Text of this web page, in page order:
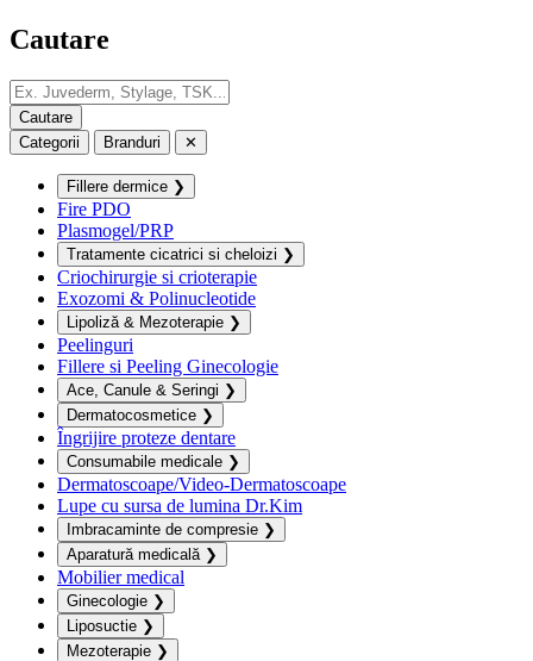
Cautare
Categorii Branduri ✕
Fillere dermice ❯
Fire PDO
Plasmogel/PRP
Tratamente cicatrici si cheloizi ❯
Criochirurgie si crioterapie
Exozomi & Polinucleotide
Lipoliză & Mezoterapie ❯
Peelinguri
Fillere si Peeling Ginecologie
Ace, Canule & Seringi ❯
Dermatocosmetice ❯
Îngrijire proteze dentare
Consumabile medicale ❯
Dermatoscoape/Video-Dermatoscoape
Lupe cu sursa de lumina Dr.Kim
Imbracaminte de compresie ❯
Aparatură medicală ❯
Mobilier medical
Ginecologie ❯
Liposuctie ❯
Mezoterapie ❯